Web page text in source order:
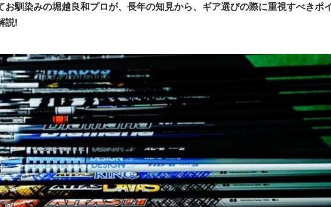
お馴染みの堀越良和プロが、長年の知見から、ギア選びの際に重視すべきポ
説!